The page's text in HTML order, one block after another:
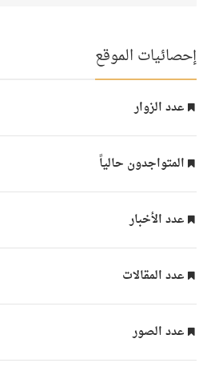
إحصائيات الموقع
عدد الزوار
المتواجدون حالياً
عدد الأخبار
عدد المقالات
عدد الصور